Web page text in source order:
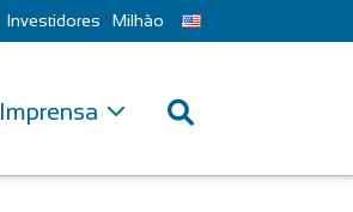
Investidores Milhão
Imprensa